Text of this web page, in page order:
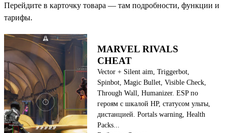
Перейдите в карточку товара — там подробности, функции и
тарифы.
MARVEL RIVALS
CHEAT
Vector + Silent aim, Triggerbot,
Spinbot, Magic Bullet, Visible Check,
Through Wall, Humanizer. ESP по
героям с шкалой HP, статусом ульты,
дистанцией. Portals warning, Health
Packs...